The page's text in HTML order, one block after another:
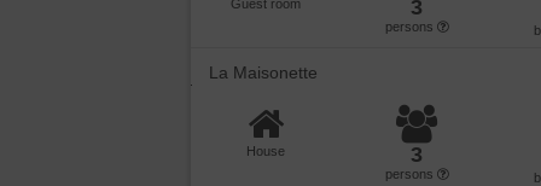
Guest room 3
persons
La Maisonette
House 3
persons